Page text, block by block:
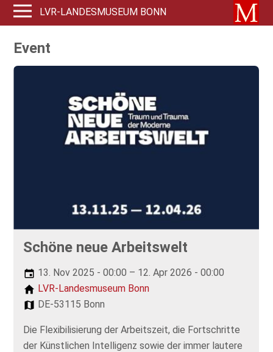
LVR-LANDESMUSEUM BONN
Event
Schöne neue Arbeitswelt
13. Nov 2025 - 00:00 – 12. Apr 2026 - 00:00
LVR-Landesmuseum Bonn
DE-53115 Bonn
Die Flexibilisierung der Arbeitszeit, die Fortschritte
der Künstlichen Intelligenz sowie der immer lautere